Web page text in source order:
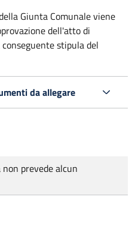
Giunta Comunale viene
dell'atto di
stipula del
da allegare
prevede alcun